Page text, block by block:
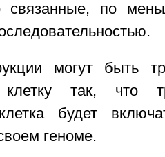
связанные, по
могут быть
клетку так, что
будет
геноме.